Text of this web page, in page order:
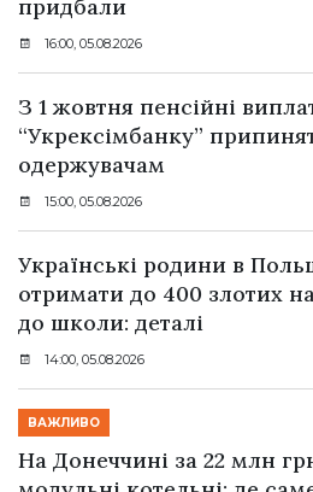
придбали
16:00, 05.08.2026
З 1 жовтня пенсійні
“Укрексімбанку”
одержувачам
15:00, 05.08.2026
Українські родини в
отримати до 400 злотих
до школи: деталі
14:00, 05.08.2026
ВАЖЛИВО
На Донеччині за 22 млн